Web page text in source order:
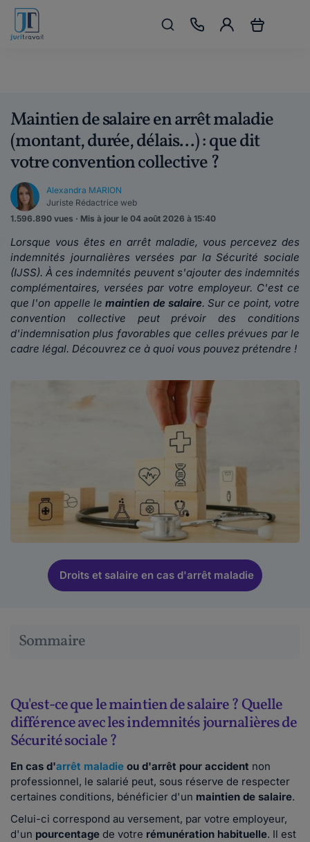
Maintien de salaire en arrêt maladie
(montant, durée, délais...) : que dit
votre convention collective ?
Alexandra MARION
Juriste Rédactrice web
1.596.890 vues · Mis à jour le 04 août 2026 à 15:40
Lorsque vous êtes en arrêt maladie, vous percevez des
indemnités journalières versées par la Sécurité sociale
(IJSS). À ces indemnités peuvent s'ajouter des indemnités
complémentaires, versées par votre employeur. C'est ce
que l'on appelle lemaintien de salaire. Sur ce point, votre
convention collective peut prévoir des conditions
d'indemnisation plus favorables que celles prévues par le
cadre légal. Découvrez ce à quoi vous pouvez prétendre !
Droits et salaire en cas d'arrêt maladie
Sommaire
Qu'est-ce que le maintien de salaire ? Quelle
différence avec les indemnités journalières de
Sécurité sociale ?
En cas d'arrêt maladie ou d'arrêt pour accident non
professionnel, le salarié peut, sous réserve de respecter
certaines conditions, bénéficier d'un maintien de salaire.
Celui-ci correspond au versement, par votre employeur,
d'un pourcentage de votre rémunération habituelle. Il est